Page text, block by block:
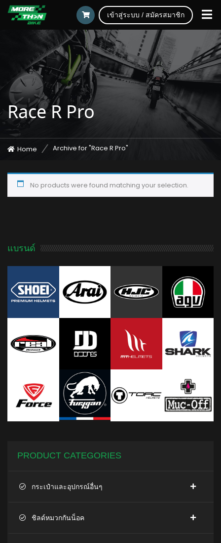
เข้าสู่ระบบ / สมัครสมาชิก
Race R Pro
Home Archive for "Race R Pro"
No products were found matching your selection.
แบรนด์
PRODUCT CATEGORIES
กระเป๋าและอุปกรณ์อื่นๆ
ชิลด์หมวกกันน็อค